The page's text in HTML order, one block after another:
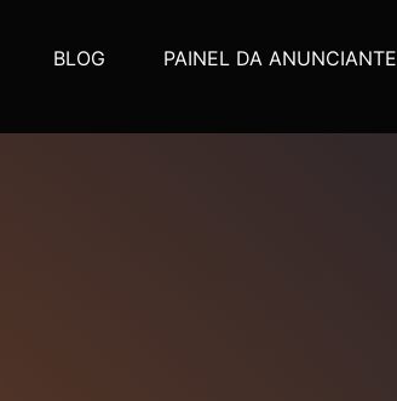
BLOG PAINEL DA ANUNCIANTE